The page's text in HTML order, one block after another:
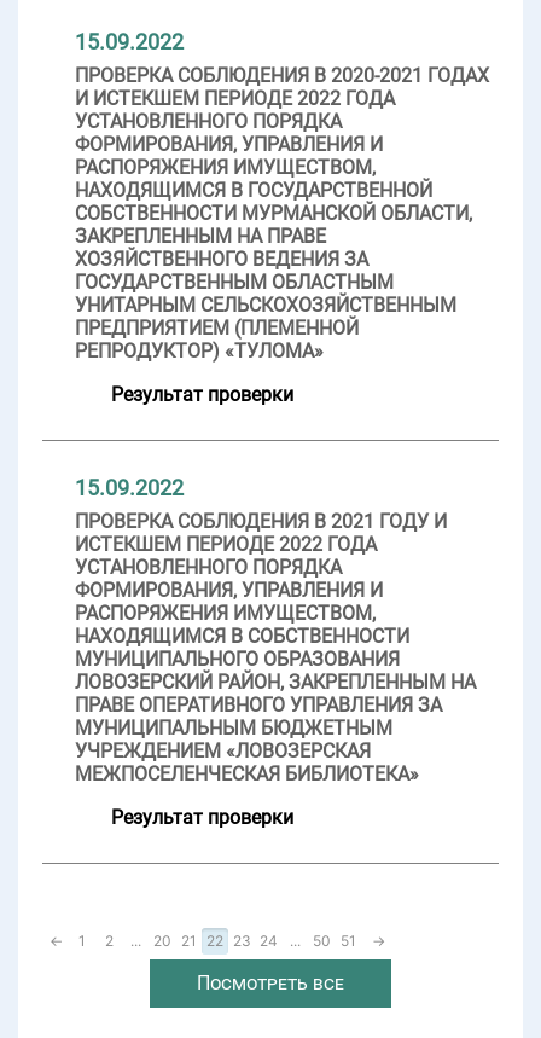
15.09.2022
ПРОВЕРКА СОБЛЮДЕНИЯ В 2020-2021 ГОДАХ
И ИСТЕКШЕМ ПЕРИОДЕ 2022 ГОДА
УСТАНОВЛЕННОГО ПОРЯДКА
ФОРМИРОВАНИЯ, УПРАВЛЕНИЯ И
РАСПОРЯЖЕНИЯ ИМУЩЕСТВОМ,
НАХОДЯЩИМСЯ В ГОСУДАРСТВЕННОЙ
СОБСТВЕННОСТИ МУРМАНСКОЙ ОБЛАСТИ,
ЗАКРЕПЛЕННЫМ НА ПРАВЕ
ХОЗЯЙСТВЕННОГО ВЕДЕНИЯ ЗА
ГОСУДАРСТВЕННЫМ ОБЛАСТНЫМ
УНИТАРНЫМ СЕЛЬСКОХОЗЯЙСТВЕННЫМ
ПРЕДПРИЯТИЕМ (ПЛЕМЕННОЙ
РЕПРОДУКТОР) «ТУЛОМА»
Результат проверки
15.09.2022
ПРОВЕРКА СОБЛЮДЕНИЯ В 2021 ГОДУ И
ИСТЕКШЕМ ПЕРИОДЕ 2022 ГОДА
УСТАНОВЛЕННОГО ПОРЯДКА
ФОРМИРОВАНИЯ, УПРАВЛЕНИЯ И
РАСПОРЯЖЕНИЯ ИМУЩЕСТВОМ,
НАХОДЯЩИМСЯ В СОБСТВЕННОСТИ
МУНИЦИПАЛЬНОГО ОБРАЗОВАНИЯ
ЛОВОЗЕРСКИЙ РАЙОН, ЗАКРЕПЛЕННЫМ НА
ПРАВЕ ОПЕРАТИВНОГО УПРАВЛЕНИЯ ЗА
МУНИЦИПАЛЬНЫМ БЮДЖЕТНЫМ
УЧРЕЖДЕНИЕМ «ЛОВОЗЕРСКАЯ
МЕЖПОСЕЛЕНЧЕСКАЯ БИБЛИОТЕКА»
Результат проверки
← 1 2 ... 20 21 22 23 24 ... 50 51 →
Посмотреть все